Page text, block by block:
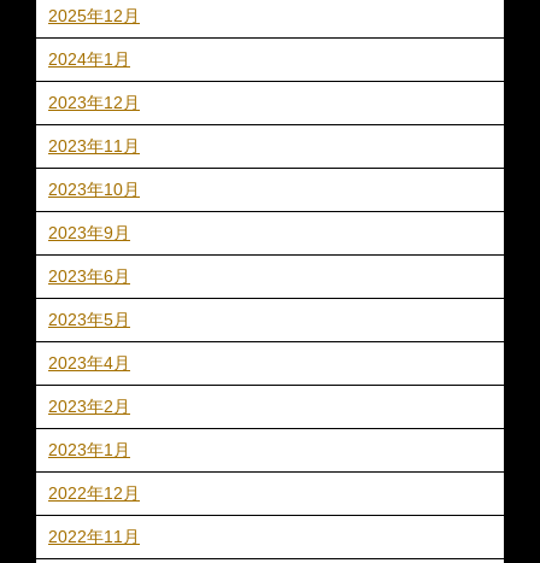
2025年12月
2024年1月
2023年12月
2023年11月
2023年10月
2023年9月
2023年6月
2023年5月
2023年4月
2023年2月
2023年1月
2022年12月
2022年11月